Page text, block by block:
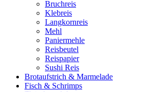
Bruchreis
Klebreis
Langkornreis
Mehl
Paniermehle
Reisbeutel
Reispapier
Sushi Reis
Brotaufstrich & Marmelade
Fisch & Schrimps